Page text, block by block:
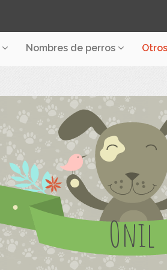
Nombres de perros
Onil